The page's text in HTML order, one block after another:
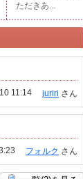
ただきあ...
juriri さん
11:14
フォルク さん